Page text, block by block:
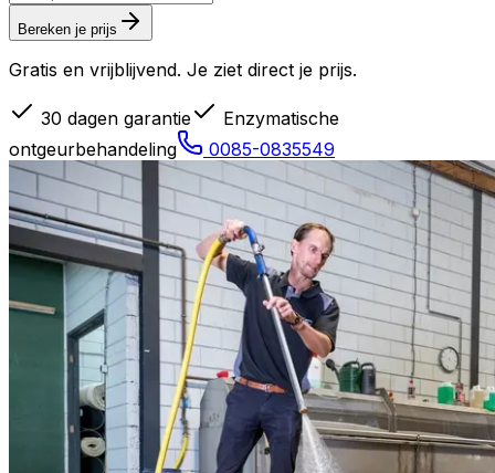
Bereken je prijs
Gratis en vrijblijvend. Je ziet direct je prijs.
30 dagen garantie
Enzymatische
ontgeurbehandeling
0085-0835549